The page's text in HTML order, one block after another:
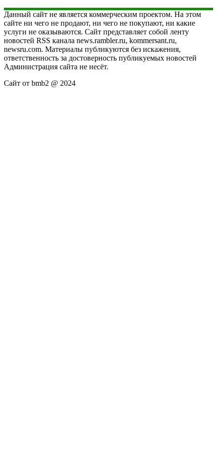
Данный сайт не является коммерческим проектом. На этом
сайте ни чего не продают, ни чего не покупают, ни какие
услуги не оказываются. Сайт представляет собой ленту
новостей RSS канала news.rambler.ru, kommersant.ru,
newsru.com. Материалы публикуются без искажения,
ответственность за достоверность публикуемых новостей
Администрация сайта не несёт.
Сайт от bmb2 @ 2024